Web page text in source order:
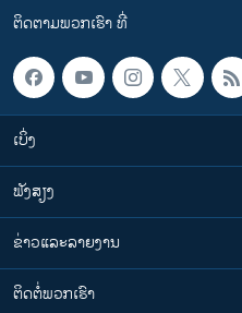
ຕິດຕາມພວກເຮົາ ທີ່
ເບິ່ງ
ຟັງສຽງ
ຂ່າວແລະລາຍງານ
ຕິດຕໍ່ພວກເຮົາ